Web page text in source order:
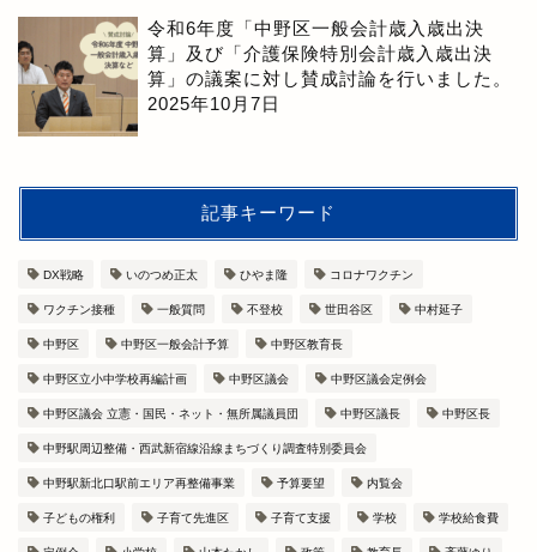
令和6年度「中野区一般会計歳入歳出決
算」及び「介護保険特別会計歳入歳出決
算」の議案に対し賛成討論を行いました。
2025年10月7日
記事キーワード
DX戦略 いのつめ正太 ひやま隆 コロナワクチン
ワクチン接種 一般質問 不登校 世田谷区 中村延子
中野区 中野区一般会計予算 中野区教育長
中野区立小中学校再編計画 中野区議会 中野区議会定例会
中野区議会 立憲・国民・ネット・無所属議員団 中野区議長 中野区長
中野駅周辺整備・西武新宿線沿線まちづくり調査特別委員会
中野駅新北口駅前エリア再整備事業 予算要望 内覧会
子どもの権利 子育て先進区 子育て支援 学校 学校給食費